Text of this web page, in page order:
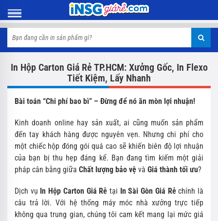
In Hộp Carton Giá Rẻ TP.HCM: Xưởng Gốc, In Flexo
Tiết Kiệm, Lấy Nhanh
Bài toán “Chi phí bao bì” – Đừng để nó ăn mòn lợi nhuận!
Kinh doanh online hay sản xuất, ai cũng muốn sản phẩm
đến tay khách hàng được nguyên vẹn. Nhưng chi phí cho
một chiếc hộp đóng gói quá cao sẽ khiến biên độ lợi nhuận
của bạn bị thu hẹp đáng kể. Bạn đang tìm kiếm một giải
pháp cân bằng giữa Chất lượng bảo vệ và Giá thành tối ưu?
Dịch vụ In Hộp Carton Giá Rẻ tại In Sài Gòn Giá Rẻchính là
câu trả lời. Với hệ thống máy móc nhà xưởng trực tiếp
không qua trung gian, chúng tôi cam kết mang lại mức giá